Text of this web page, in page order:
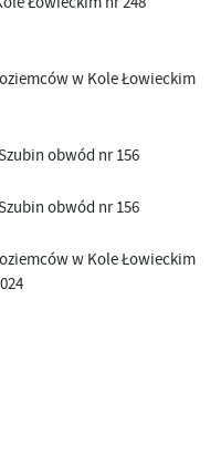
w Kole Łowieckim
obwód nr 156
obwód nr 156
w Kole Łowieckim